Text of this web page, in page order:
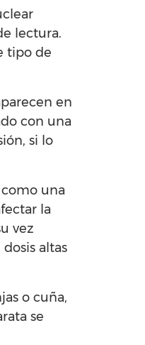
lectura.
tipo de
en
con una
si lo
una
la
vez
altas
o cuña,
se